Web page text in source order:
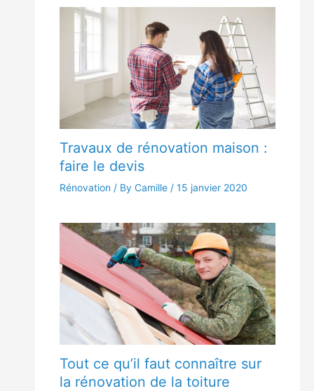
Travaux de rénovation maison :
faire le devis
Rénovation / By Camille / 15 janvier 2020
Tout ce qu’il faut connaître sur
la rénovation de la toiture